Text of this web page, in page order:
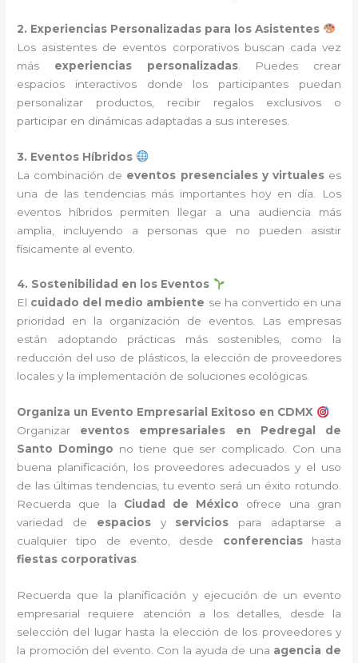
2. Experiencias Personalizadas para los Asistentes
Los asistentes de eventos corporativos buscan cada vez
más experiencias personalizadas. Puedes crear
espacios interactivos donde los participantes puedan
personalizar productos, recibir regalos exclusivos o
participar en dinámicas adaptadas a sus intereses.
3. Eventos Híbridos
La combinación de eventos presenciales y virtualeses
una de las tendencias más importantes hoy en día. Los
eventos híbridos permiten llegar a una audiencia más
amplia, incluyendo a personas que no pueden asistir
físicamente al evento.
4. Sostenibilidad en los Eventos
El cuidado del medio ambiente se ha convertido en una
prioridad en la organización de eventos. Las empresas
están adoptando prácticas más sostenibles, como la
reducción del uso de plásticos, la elección de proveedores
locales y la implementación de soluciones ecológicas.
Organiza un Evento Empresarial Exitoso en CDMX
Organizar eventos empresariales en Pedregal de
Santo Domingo no tiene que ser complicado. Con una
buena planificación, los proveedores adecuados y el uso
de las últimas tendencias, tu evento será un éxito rotundo.
Recuerda que la Ciudad de México ofrece una gran
variedad de espaciosy servicios para adaptarse a
cualquier tipo de evento, desde conferenciashasta
fiestas corporativas.
Recuerda que la planificación y ejecución de un evento
empresarial requiere atención a los detalles, desde la
selección del lugar hasta la elección de los proveedores y
la promoción del evento. Con la ayuda de una agencia de